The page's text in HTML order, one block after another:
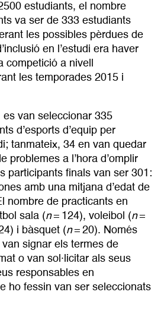
estudiants, el nombre
va ser de 333 estudiants
les possibles pèrdues de
en l’estudi era haver
competició a nivell
les temporades 2015 i
es van seleccionar 335
d’esports d’equip per
tanmateix, 34 en van quedar
problemes a l’hora d’omplir
participants finals van ser 301:
amb una mitjana d’edat de
nombre de practicants en
sala (n= 124), voleibol (n=
i bàsquet (n= 20). Només
signar els termes de
o van sol·licitar als seus
responsables en
ho fessin van ser seleccionats